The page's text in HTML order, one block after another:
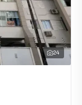
24